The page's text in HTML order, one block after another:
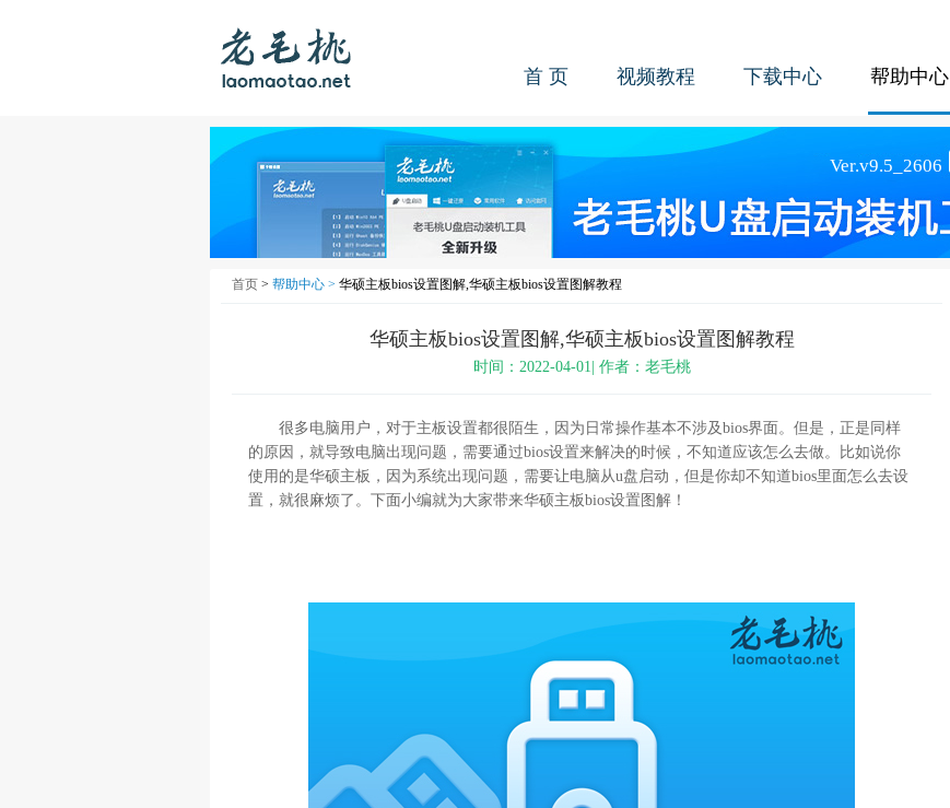
首 页 视频教程 下载中心 帮助中心
首页 > 帮助中心 > 华硕主板bios设置图解,华硕主板bios设置图解教程
华硕主板bios设置图解,华硕主板bios设置图解教程
时间：2022-04-01| 作者：老毛桃
很多电脑用户，对于主板设置都很陌生，因为日常操作基本不涉及bios界面。但是，正是同样
的原因，就导致电脑出现问题，需要通过bios设置来解决的时候，不知道应该怎么去做。比如说你
使用的是华硕主板，因为系统出现问题，需要让电脑从u盘启动，但是你却不知道bios里面怎么去设
置，就很麻烦了。下面小编就为大家带来华硕主板bios设置图解！